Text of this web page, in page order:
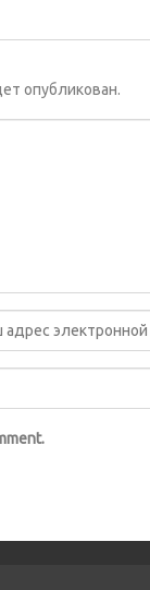
опубликован.